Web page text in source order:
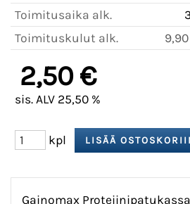
Toimitusaika alk.
Toimituskulut alk.
2,50 €
sis. ALV 25,50 %
kpl
Gainomax